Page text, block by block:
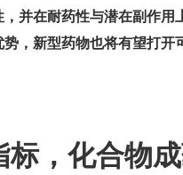
并在耐药性与潜在副作用
，新型药物也将有望打开
，化合物